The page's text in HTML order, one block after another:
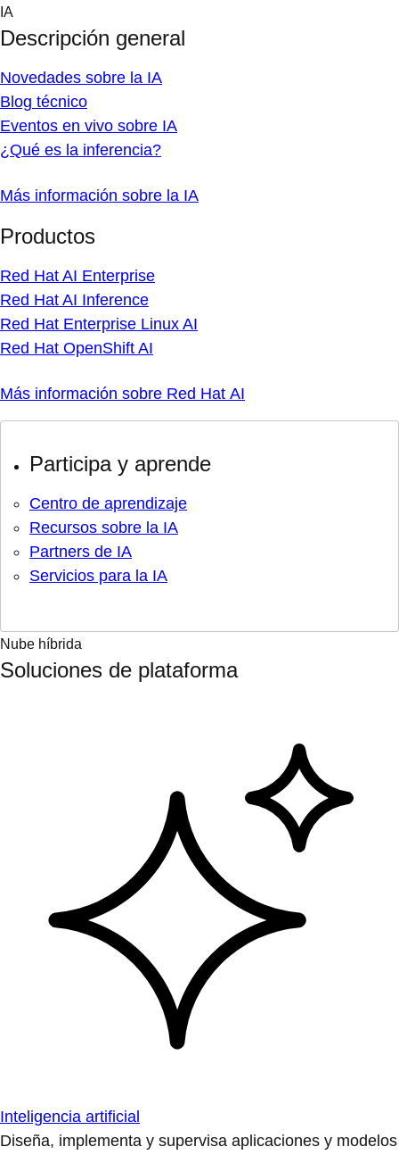
Skip
content
IA
Descripción general
Novedades sobre la IA
Blog técnico
Eventos en vivo sobre IA
¿Qué es la inferencia?
Más información sobre la IA
Productos
Red Hat AI Enterprise
Red Hat AI Inference
Red Hat Enterprise Linux AI
Red Hat OpenShift AI
Más información sobre Red Hat AI
Participa y aprende
Centro de aprendizaje
Recursos sobre la IA
Partners de IA
Servicios para la IA
Nube híbrida
Soluciones de plataforma
Inteligencia artificial
Diseña, implementa y supervisa aplicaciones y modelos